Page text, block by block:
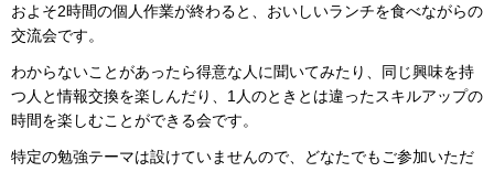
およそ2時間の個人作業が終わると、おいしいランチを食べながらの
交流会です。
わからないことがあったら得意な人に聞いてみたり、同じ興味を持
つ人と情報交換を楽しんだり、1人のときとは違ったスキルアップの
時間を楽しむことができる会です。
特定の勉強テーマは設けていませんので、どなたでもご参加いただ